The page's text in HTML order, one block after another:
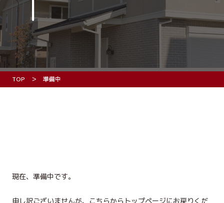
TOP 準備中
現在、準備中です。
申し訳ございませんが、 こちらからトップページにお戻りくだ